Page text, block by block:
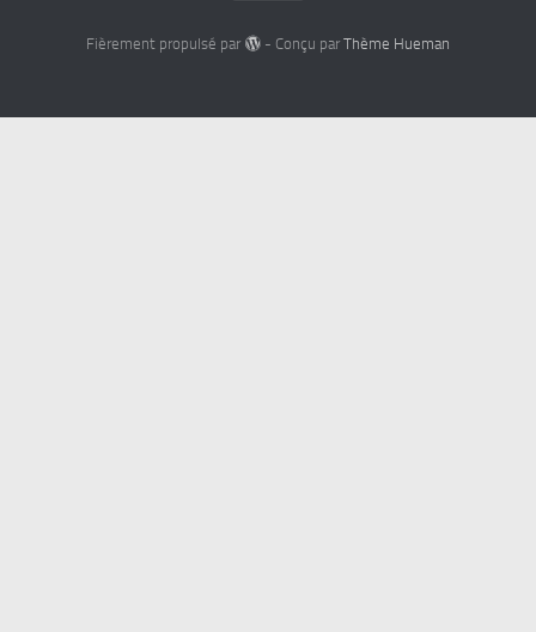
Fièrement propulsé par - Conçu par Thème Hueman